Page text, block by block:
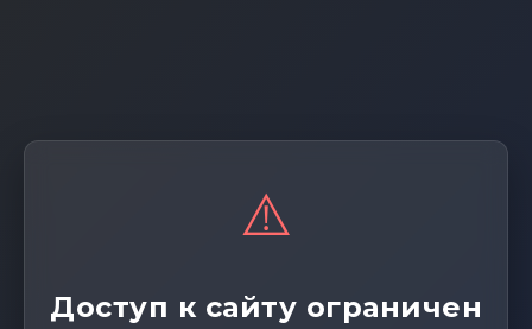
⚠️
Доступ к сайту ограничен